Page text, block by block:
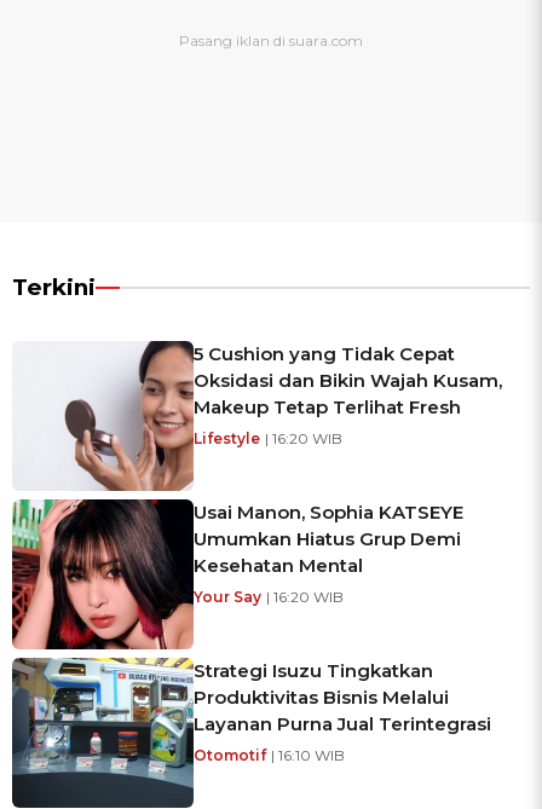
Terkini
5 Cushion yang Tidak Cepat
Oksidasi dan Bikin Wajah Kusam,
Makeup Tetap Terlihat Fresh
Lifestyle | 16:20 WIB
Usai Manon, Sophia KATSEYE
Umumkan Hiatus Grup Demi
Kesehatan Mental
Your Say | 16:20 WIB
Strategi Isuzu Tingkatkan
Produktivitas Bisnis Melalui
Layanan Purna Jual Terintegrasi
Otomotif | 16:10 WIB